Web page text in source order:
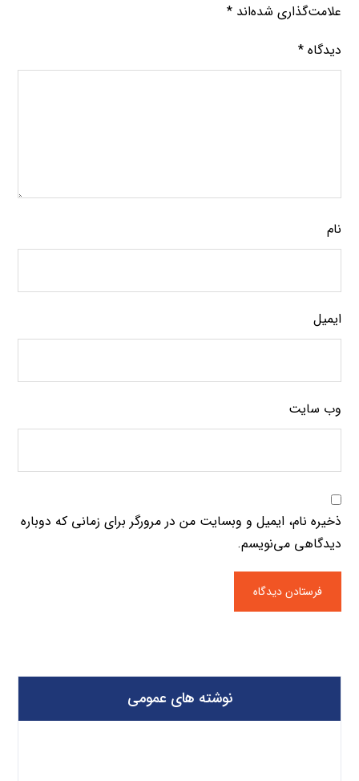
علامت‌گذاری شده‌اند*
دیدگاه*
نام
ایمیل
وب‌ سایت
ذخیره نام، ایمیل و وبسایت من در مرورگر برای زمانی که دوباره
دیدگاهی می‌نویسم.
نوشته های عمومی